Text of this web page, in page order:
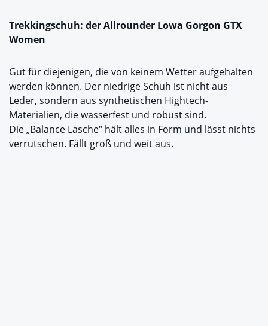
Trekkingschuh: der Allrounder Lowa Gorgon GTX
Women
Gut für diejenigen, die von keinem Wetter aufgehalten
werden können. Der niedrige Schuh ist nicht aus
Leder, sondern aus synthetischen Hightech-
Materialien, die wasserfest und robust sind.
Die „Balance Lasche“ hält alles in Form und lässt nichts
verrutschen. Fällt groß und weit aus.